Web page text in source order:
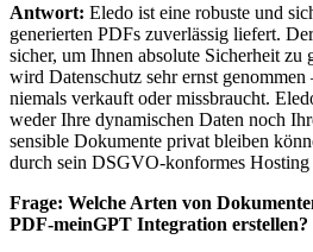
Antwort: Eledo ist eine robuste und
generierten PDFs zuverlässig liefert.
sicher, um Ihnen absolute Sicherheit zu
wird Datenschutz sehr ernst
niemals verkauft oder missbraucht.
weder Ihre dynamischen Daten noch
sensible Dokumente privat bleiben
durch sein DSGVO-konformes Hosting
Frage: Welche Arten von
PDF-meinGPT Integration erstellen?